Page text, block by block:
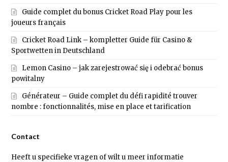
Guide complet du bonus Cricket Road Play pour les
joueurs français
Cricket Road Link – kompletter Guide für Casino &
Sportwetten in Deutschland
Lemon Casino – jak zarejestrować się i odebrać bonus
powitalny
Générateur – Guide complet du défi rapidité trouver
nombre : fonctionnalités, mise en place et tarification
Contact
Heeft u specifieke vragen of wilt u meer informatie